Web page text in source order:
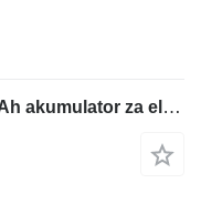
Industrie Automation 24 Volt 120 Ah akumulator za električnog viljuškara